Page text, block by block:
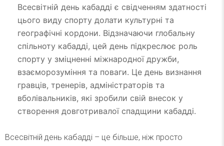
Всесвітній день кабадді є свідченням здатності
цього виду спорту долати культурні та
географічні кордони. Відзначаючи глобальну
спільноту кабадді, цей день підкреслює роль
спорту у зміцненні міжнародної дружби,
взаєморозуміння та поваги. Це день визнання
гравців, тренерів, адміністраторів та
вболівальників, які зробили свій внесок у
створення довготривалої спадщини кабадді.
Всесвітній день кабадді – це більше, ніж просто